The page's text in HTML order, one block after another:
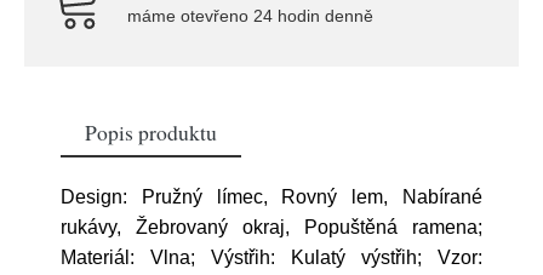
máme otevřeno 24 hodin denně
Popis produktu
Design: Pružný límec, Rovný lem, Nabírané
rukávy, Žebrovaný okraj, Popuštěná ramena;
Materiál: Vlna; Výstřih: Kulatý výstřih; Vzor: